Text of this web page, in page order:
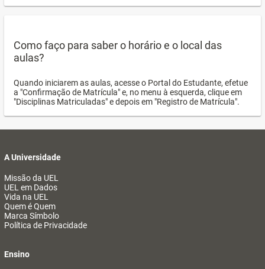
Como faço para saber o horário e o local das
aulas?
Quando iniciarem as aulas, acesse o Portal do Estudante, efetue
a "Confirmação de Matrícula" e, no menu à esquerda, clique em
"Disciplinas Matriculadas" e depois em "Registro de Matrícula".
A Universidade
Missão da UEL
UEL em Dados
Vida na UEL
Quem é Quem
Marca Símbolo
Política de Privacidade
Ensino